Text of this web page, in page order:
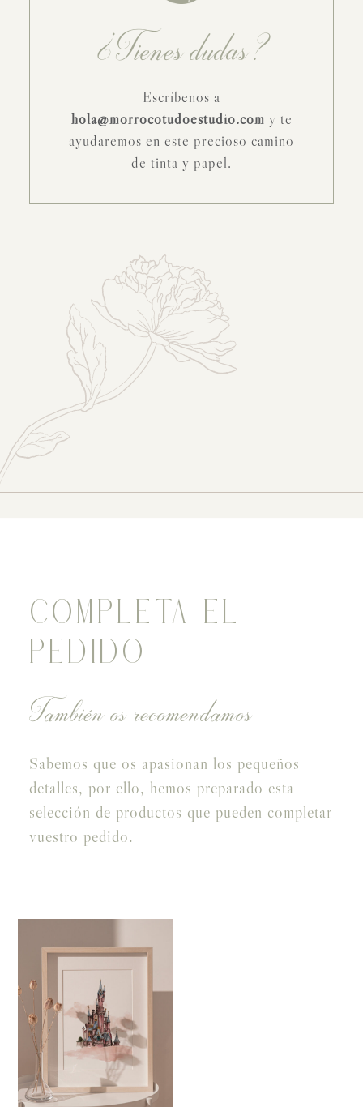
¿Tienes dudas?
Escríbenos a
hola@morrocotudoestudio.com y te
ayudaremos en este precioso camino
de tinta y papel.
COMPLETA EL
PEDIDO
También os recomendamos
Sabemos que os apasionan los pequeños
detalles, por ello, hemos preparado esta
selección de productos que pueden completar
vuestro pedido.